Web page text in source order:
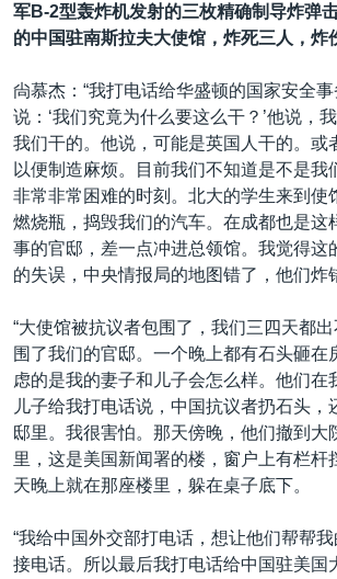
军B-2型轰炸机发射的三枚精确制导炸弹
的中国驻南斯拉夫大使馆，炸死三人，炸
尙慕杰：“我打电话给华盛顿的国家安全
说：‘我们究竟为什么要这么干？’他说，
我们干的。他说，可能是英国人干的。或
以便制造麻烦。目前我们不知道是不是我
非常非常困难的时刻。北大的学生来到使
燃烧瓶，捣毁我们的汽车。在成都也是这
事的官邸，差一点冲进总领馆。我觉得这
的失误，中央情报局的地图错了，他们炸
“大使馆被抗议者包围了，我们三四天都
围了我们的官邸。一个晚上都有石头砸在
虑的是我的妻子和儿子会怎么样。他们在
儿子给我打电话说，中国抗议者扔石头，
邸里。我很害怕。那天傍晚，他们撤到大
里，这是美国新闻署的楼，窗户上有栏杆
天晚上就在那座楼里，躲在桌子底下。
“我给中国外交部打电话，想让他们帮帮
接电话。所以最后我打电话给中国驻美国